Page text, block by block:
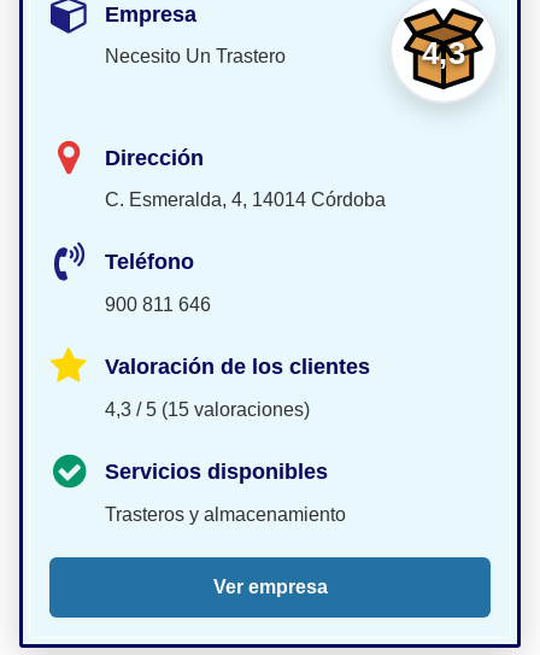
4,3
Empresa
Necesito Un Trastero
Dirección
C. Esmeralda, 4, 14014 Córdoba
Teléfono
900 811 646
Valoración de los clientes
4,3 / 5 (15 valoraciones)
Servicios disponibles
Trasteros y almacenamiento
Ver empresa